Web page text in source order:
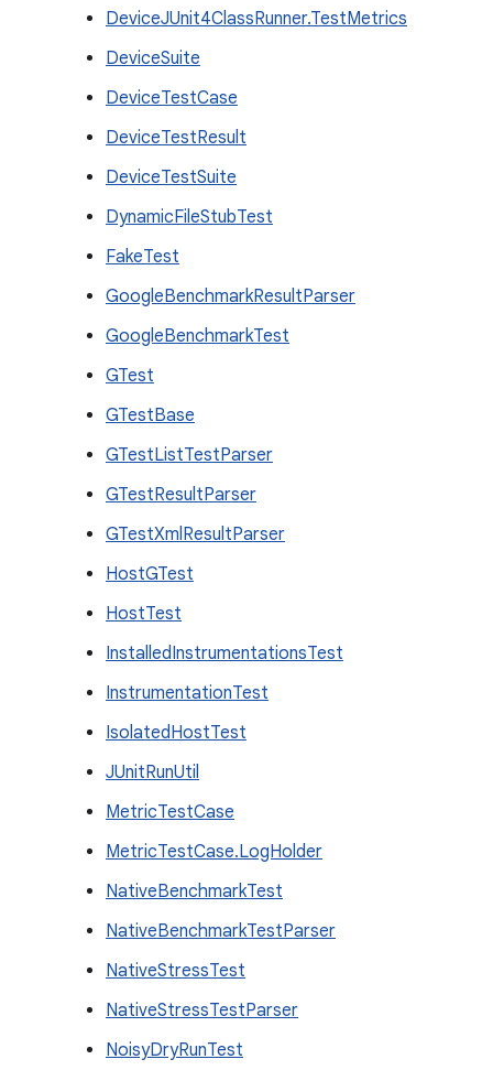
DeviceJUnit4ClassRunner.TestMetrics
DeviceSuite
DeviceTestCase
DeviceTestResult
DeviceTestSuite
DynamicFileStubTest
FakeTest
GoogleBenchmarkResultParser
GoogleBenchmarkTest
GTest
GTestBase
GTestListTestParser
GTestResultParser
GTestXmlResultParser
HostGTest
HostTest
InstalledInstrumentationsTest
InstrumentationTest
IsolatedHostTest
JUnitRunUtil
MetricTestCase
MetricTestCase.LogHolder
NativeBenchmarkTest
NativeBenchmarkTestParser
NativeStressTest
NativeStressTestParser
NoisyDryRunTest